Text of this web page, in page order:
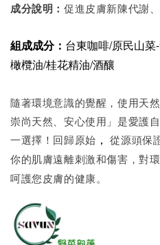
成分說明： 促進皮膚新陳代謝
組成成分： 台東咖啡/原民山
橄欖油/桂花精油/酒釀
隨著環境意識的覺醒，使用天
崇尚天然、安心使用」是愛護
一選擇！回歸原始 ， 從源頭保
你的肌膚遠離刺激和傷害，對
呵護您皮膚的健康。